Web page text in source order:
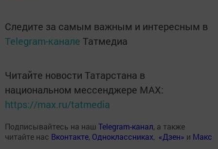
Следите за самым важным и интересным в
Telegram-канале Татмедиа
Читайте новости Татарстана в
национальном мессенджере MАХ:
https://max.ru/tatmedia
Подписывайтесь на наш Telegram-канал, а также
читайте нас Вконтакте, Одноклассниках, «Дзен» и Макс